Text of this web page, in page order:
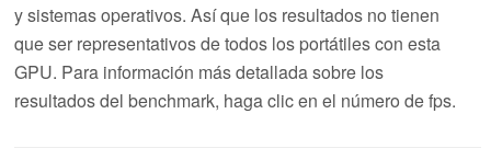
y sistemas operativos. Así que los resultados no tienen
que ser representativos de todos los portátiles con esta
GPU. Para información más detallada sobre los
resultados del benchmark, haga clic en el número de fps.